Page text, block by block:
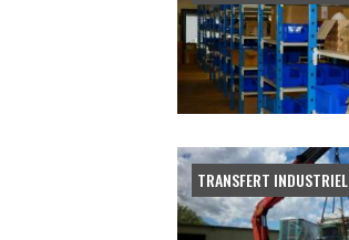
TRANSFERT INDUSTRIEL